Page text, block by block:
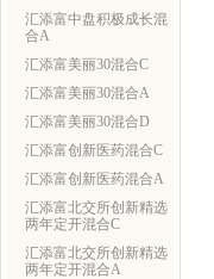
汇添富中盘积极成长混
合A
汇添富美丽30混合C
汇添富美丽30混合A
汇添富美丽30混合D
汇添富创新医药混合C
汇添富创新医药混合A
汇添富北交所创新精选
两年定开混合C
汇添富北交所创新精选
两年定开混合A